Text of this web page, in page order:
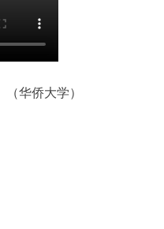
（华侨大学）